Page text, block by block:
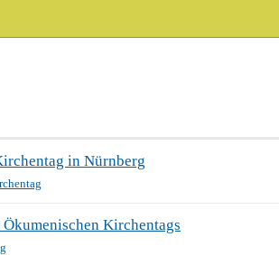
in Nürnberg
Kirchentags